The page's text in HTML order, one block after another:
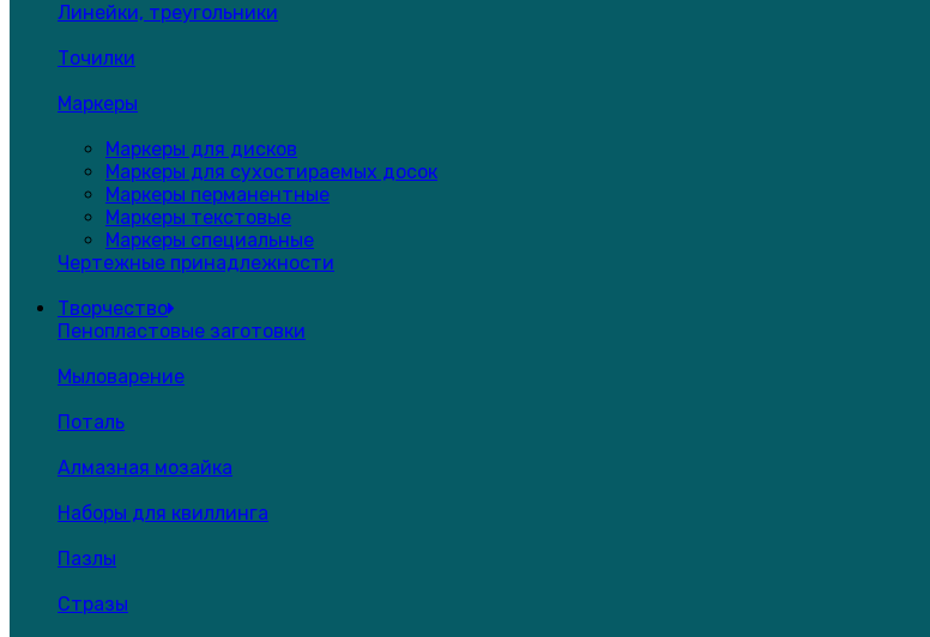
Линейки, треугольники
Точилки
Маркеры
Маркеры для дисков
Маркеры для сухостираемых досок
Маркеры перманентные
Маркеры текстовые
Маркеры специальные
Чертежные принадлежности
Творчество
Пенопластовые заготовки
Мыловарение
Поталь
Алмазная мозайка
Наборы для квиллинга
Пазлы
Стразы